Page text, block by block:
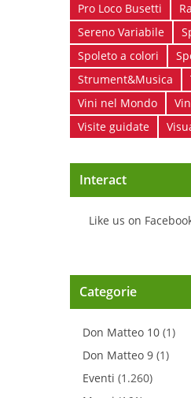
Pro Loco Busetti
Sereno Variabile
Spoleto a colori
Strument&Musica
Vini nel Mondo
Visite guidate
Interact
Like us on
Categorie
Don Matteo 10 (1)
Don Matteo 9 (1)
Eventi (1.260)